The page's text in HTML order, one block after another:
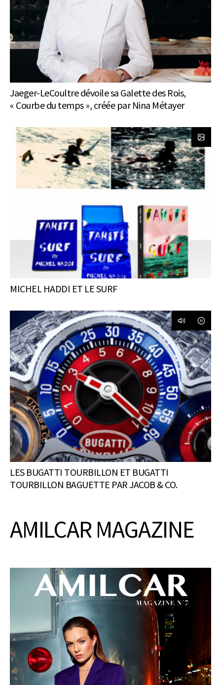
Jaeger-LeCoultre dévoile sa Galette des Rois,
« Courbe du temps », créée par Nina Métayer
MICHEL HADDI ET LE SURF
LES BUGATTI TOURBILLON ET BUGATTI
TOURBILLON BAGUETTE PAR JACOB & CO.
AMILCAR MAGAZINE